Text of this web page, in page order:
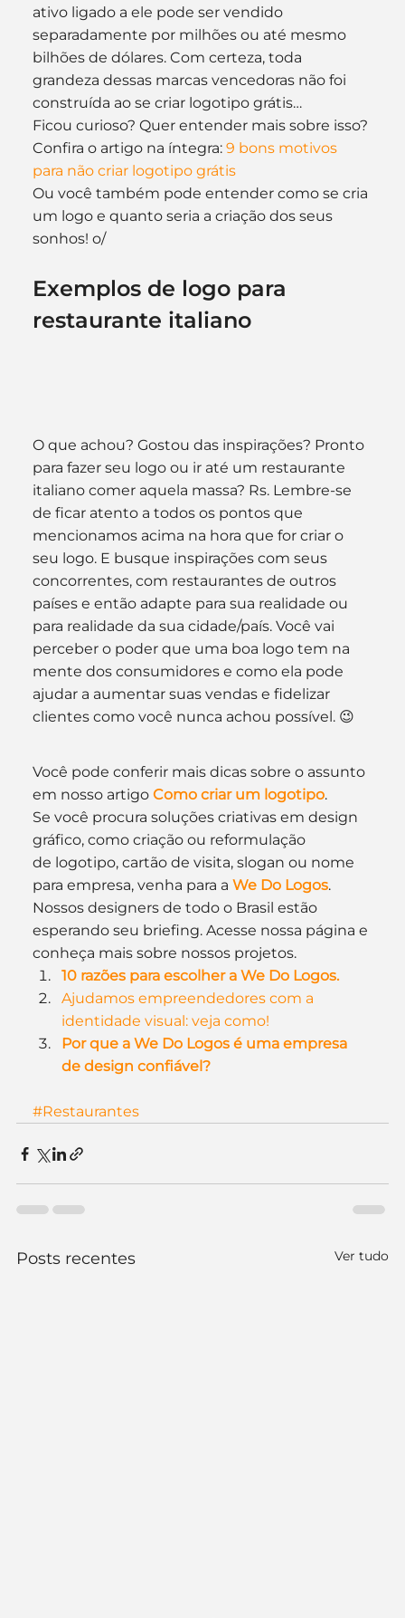
ativo ligado a ele pode ser vendido
separadamente por milhões ou até mesmo
bilhões de dólares. Com certeza, toda
grandeza dessas marcas vencedoras não foi
construída ao se criar logotipo grátis…
Ficou curioso? Quer entender mais sobre isso?
Confira o artigo na íntegra: 9 bons motivos
para não criar logotipo grátis
Ou você também pode entender como se cria
um logo e quanto seria a criação dos seus
sonhos! o/
Exemplos de logo para
restaurante italiano
O que achou? Gostou das inspirações? Pronto
para fazer seu logo ou ir até um restaurante
italiano comer aquela massa? Rs. Lembre-se
de ficar atento a todos os pontos que
mencionamos acima na hora que for criar o
seu logo. E busque inspirações com seus
concorrentes, com restaurantes de outros
países e então adapte para sua realidade ou
para realidade da sua cidade/país. Você vai
perceber o poder que uma boa logo tem na
mente dos consumidores e como ela pode
ajudar a aumentar suas vendas e fidelizar
clientes como você nunca achou possível. 😉
Você pode conferir mais dicas sobre o assunto
em nosso artigo Como criar um logotipo.
Se você procura soluções criativas em design
gráfico, como criação ou reformulação
de logotipo, cartão de visita, slogan ou nome
para empresa, venha para a We Do Logos.
Nossos designers de todo o Brasil estão
esperando seu briefing. Acesse nossa página e
conheça mais sobre nossos projetos.
10 razões para escolher a We Do Logos.
Ajudamos empreendedores com a
identidade visual: veja como!
Por que a We Do Logos é uma empresa
de design confiável?
#Restaurantes
Posts recentes Ver tudo